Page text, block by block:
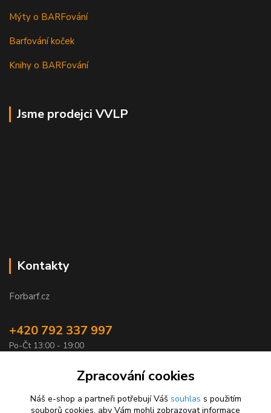
Mýty o BARFování
Barfování koček
Knihy o BARFování
Jsme prodejci VVLP
Kontakty
Forbarf.cz
+420 792 337 997
Po-Čt 13:00 - 19:00
objednavky@forbarf.czZpracování cookies
Náš e-shop a partneři potřebují Váš souhlas s použitím
souborů cookies, aby Vám mohli zobrazovat informace